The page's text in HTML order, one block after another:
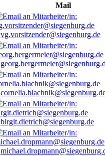
Mail
vg.vorsitzender@siegenburg.de
birgit.dietrich@siegenburg.de